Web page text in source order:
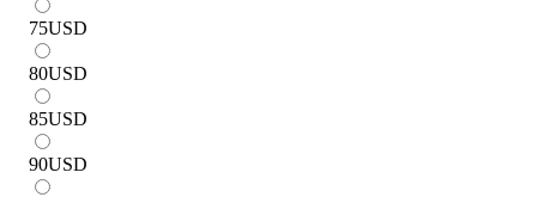
75USD
80USD
85USD
90USD